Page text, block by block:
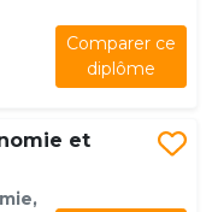
Comparer ce
diplôme
et